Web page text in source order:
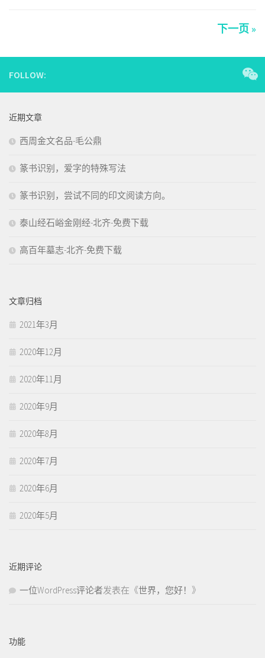
下一页 »
FOLLOW:
近期文章
西周金文名品-毛公鼎
篆书识别，爱字的特殊写法
篆书识别，尝试不同的印文阅读方向。
泰山经石峪金刚经-北齐-免费下载
高百年墓志-北齐-免费下载
文章归档
2021年3月
2020年12月
2020年11月
2020年9月
2020年8月
2020年7月
2020年6月
2020年5月
近期评论
一位WordPress评论者发表在《世界，您好！ 》
功能